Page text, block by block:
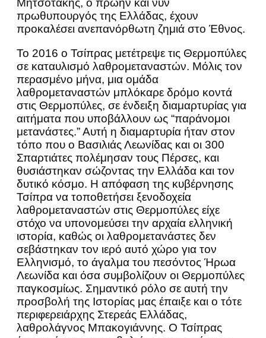
Μητσοτάκης, ο πρώην και νυν
πρωθυπουργός της Ελλάδας, έχουν
προκαλέσει ανεπανόρθωτη ζημιά στο Έθνος.
Το 2016 ο Τσίπρας μετέτρεψε τις Θερμοπύλες
σε καταυλισμό λαθρομεταναστών. Μόλις τον
περασμένο μήνα, μια ομάδα
λαθρομεταναστών μπλόκαρε δρόμο κοντά
στις Θερμοπύλες, σε ένδειξη διαμαρτυρίας για
αιτήματα που υποβάλλουν ως “παράνομοι
μετανάστες.” Αυτή η διαμαρτυρία ήταν στον
τόπο που ο Βασιλιάς Λεωνίδας και οι 300
Σπαρτιάτες πολέμησαν τους Πέρσες, και
θυσιάστηκαν σώζοντας την Ελλάδα και τον
δυτικό κόσμο. Η απόφαση της κυβέρνησης
Τσίπρα να τοποθετήσει ξενοδοχεία
λαθρομεταναστών στις Θερμοπύλες είχε
στόχο να υπονομεύσει την αρχαία ελληνική
ιστορία, καθώς οι λαθρομετανάστες δεν
σεβάστηκαν τον ιερό αυτό χώρο για τον
Ελληνισμό, το άγαλμα του πεσόντος Ήρωα
Λεωνίδα και όσα συμβολίζουν οι Θερμοπύλες
παγκοσμίως. Σημαντικό ρόλο σε αυτή την
προσβολή της Ιστορίας μας έπαιξε και ο τότε
περιφερειάρχης Στερεάς Ελλάδας,
λαθρολάγνος Μπακογιάννης. Ο Τσίπρας